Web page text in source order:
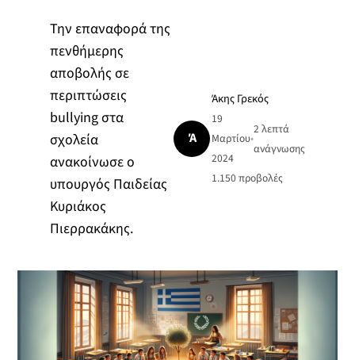
Την επαναφορά της
πενθήμερης
αποβολής σε
περιπτώσεις
bullying στα
σχολεία
ανακοίνωσε ο
υπουργός Παιδείας
Κυριάκος
Πιερρακάκης.
Ά
Άκης Γρεκός
19
Μαρτίου
2024
•
2 λεπτά
ανάγνωσης
1.150προβολές